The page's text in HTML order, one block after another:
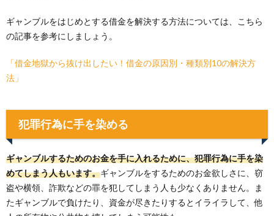
ギャンブルをはじめとする借金を解決する方法については、こちら
の記事を参考にしましょう。
「借金地獄から抜け出したい！借金の原因別・種類別10の解決方
法」
犯罪行為に手を染める
ギャンブルするためのお金を手に入れるために、犯罪行為に手を染
めてしまう人もいます。ギャンブルをするためのお金欲しさに、窃
盗や横領、詐欺などの罪を犯してしまう人も少なくありません。ま
たギャンブルで負けたり、資金が尽きたりするとイライラして、他